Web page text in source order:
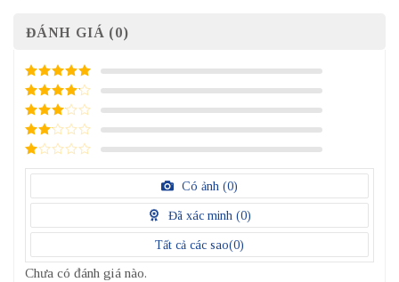
ĐÁNH GIÁ (0)
5/ 5 điểm
4/ 5
điểm
3/ 5
điểm
2/
điểm
1
điểm
Có ảnh (0)
Đã xác minh (0)
Tất cả các sao(0)
Chưa có đánh giá nào.